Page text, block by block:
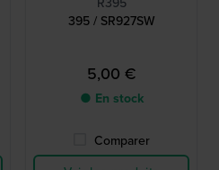
395 / SR927SW
5,00 €
● En stock
Comparer